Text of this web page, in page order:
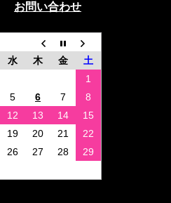
お問い合わせ
水 木 金
土
1
5 6 7
8
12 13 14
15
19 20 21
22
26 27 28
29